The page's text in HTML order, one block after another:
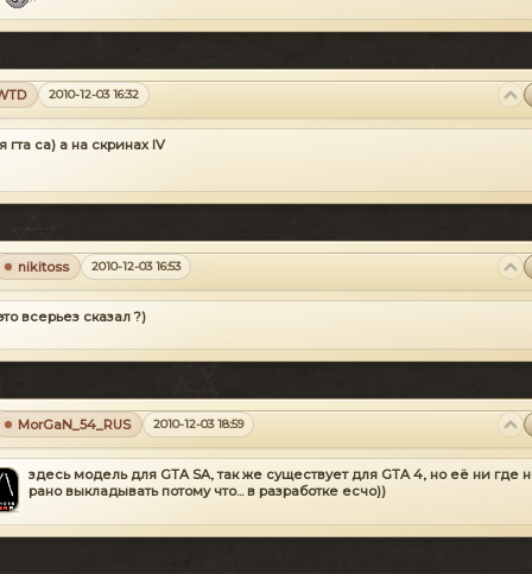
2010-12-03 16:32
гта са) а на скринах IV
nikitoss 2010-12-03 16:53
всерьез сказал ?)
MorGaN_54_RUS 2010-12-03 18:59
здесь модель для GTA SA, так же существует для GTA 4, но её ни где
рано выкладывать потому что... в разработке есчо))